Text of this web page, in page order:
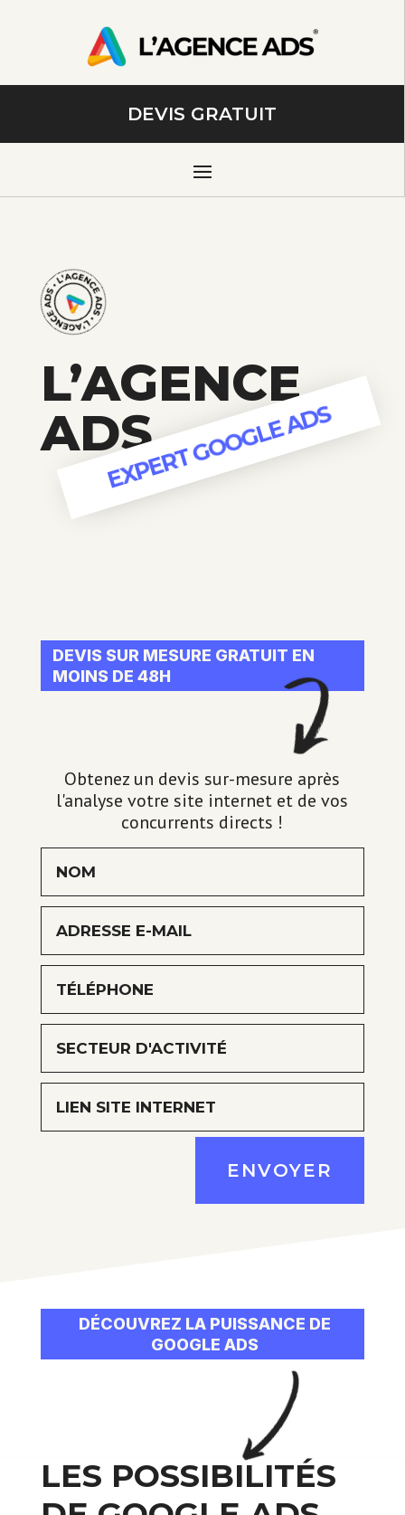
DEVIS GRATUIT
L’AGENCE
ADSEXPERT GOOGLE ADS
DEVIS SUR MESURE GRATUIT EN
MOINS DE 48H
Obtenez un devis sur-mesure après
l'analyse votre site internet et de vos
concurrents directs !
ENVOYER
DÉCOUVREZ LA PUISSANCE DE
GOOGLE ADS
LES POSSIBILITÉS